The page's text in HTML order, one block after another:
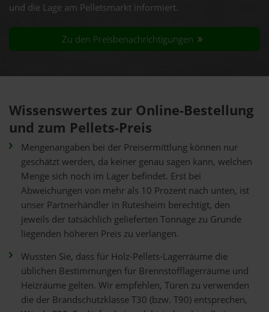
und die Lage am Pelletsmarkt informiert.
Zu den Preisbenachrichtigungen
Wissenswertes zur Online-Bestellung
und zum Pellets-Preis
Mengenangaben bei der Preisermittlung können nur
geschätzt werden, da keiner genau sagen kann, welchen
Menge sich noch im Lager befindet. Erst bei
Abweichungen von mehr als 10 Prozent nach unten, ist
unser Partnerhändler in Rutesheim berechtigt, den
jeweils der tatsächlich gelieferten Tonnage zu Grunde
liegenden höheren Preis zu verlangen.
Wussten Sie, dass für Holz-Pellets-Lagerräume die
üblichen Bestimmungen für Brennstofflagerräume und
Heizräume gelten. Wir empfehlen, Türen zu verwenden
die der Brandschutzklasse T30 (bzw. T90) entsprechen,